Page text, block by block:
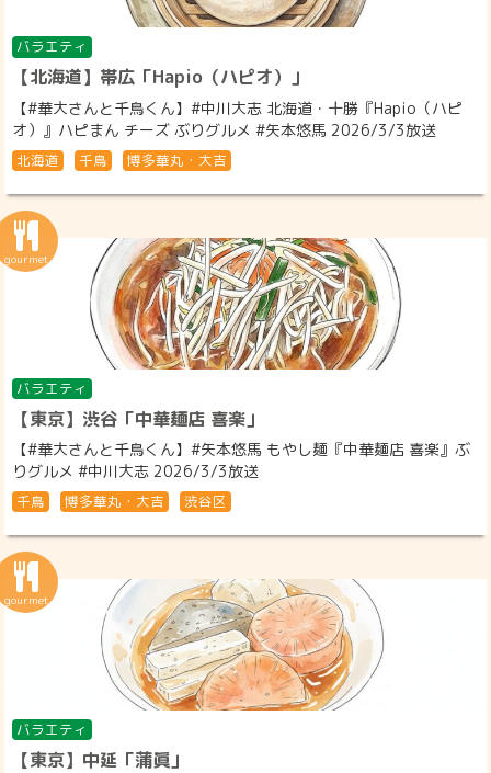
バラエティ
【北海道】帯広「Hapio（ハピオ）」
【#華大さんと千鳥くん】#中川大志 北海道・十勝『Hapio（ハピ
オ）』ハピまん チーズ ぶりグルメ #矢本悠馬 2026/3/3放送
北海道 千鳥 博多華丸・大吉
バラエティ
【東京】渋谷「中華麺店 喜楽」
【#華大さんと千鳥くん】#矢本悠馬 もやし麺『中華麺店 喜楽』ぶ
りグルメ #中川大志 2026/3/3放送
千鳥 博多華丸・大吉 渋谷区
バラエティ
【東京】中延「蒲眞」